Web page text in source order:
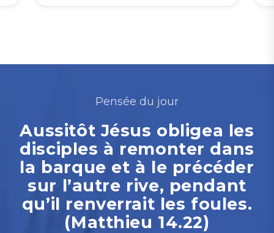
Pensée du jour
Aussitôt Jésus obligea les
disciples à remonter dans
la barque et à le précéder
sur l’autre rive, pendant
qu’il renverrait les foules.
(Matthieu 14.22)